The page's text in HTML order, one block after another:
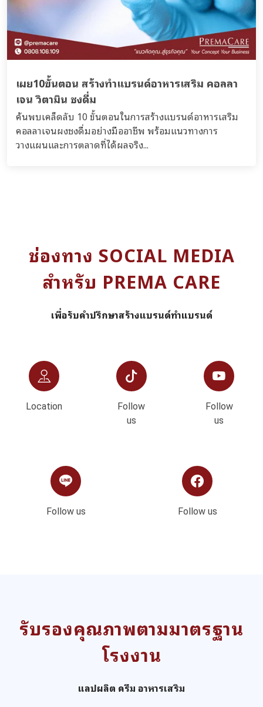
เผย10ขั้นตอน สร้างทำแบรนด์อาหารเสริม คอลลา
เจน วิตามิน ชงดื่ม
ค้นพบเคล็ดลับ 10 ขั้นตอนในการสร้างแบรนด์อาหารเสริม
คอลลาเจนผงชงดื่มอย่างมืออาชีพ พร้อมแนวทางการ
วางแผนและการตลาดที่ได้ผลจริง...
ช่องทาง SOCIAL MEDIA
สำหรับ PREMA CARE
เพื่อรับคำปรึกษาสร้างแบรนด์ทำแบรนด์
Location
Follow
us
Follow
us
Follow us Follow us
รับรองคุณภาพตามมาตรฐาน
โรงงาน
แลปผลิต ครีม อาหารเสริม